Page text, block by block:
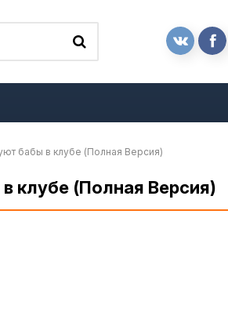
бабы в клубе (Полная Версия)
клубе (Полная Версия)